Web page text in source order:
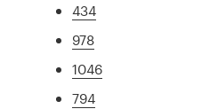
434
978
1046
794